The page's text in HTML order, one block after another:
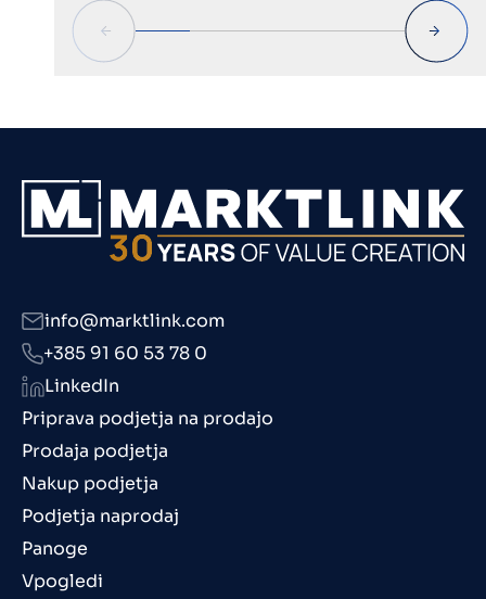
Priprava podjetja na prodajo
Prodaja podjetja
Nakup podjetja
Podjetja naprodaj
Panoge
Vpogledi
info@marktlink.com
+385 91 60 53 78 0
LinkedIn